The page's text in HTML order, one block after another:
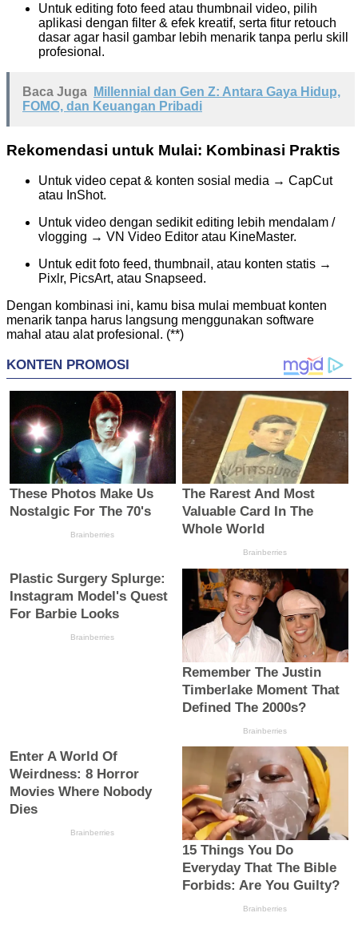
Untuk editing foto feed atau thumbnail video, pilih
aplikasi dengan filter & efek kreatif, serta fitur retouch
dasar agar hasil gambar lebih menarik tanpa perlu skill
profesional.
Baca Juga
Millennial dan Gen Z: Antara Gaya Hidup,
FOMO, dan Keuangan Pribadi
Rekomendasi untuk Mulai: Kombinasi Praktis
Untuk video cepat & konten sosial media → CapCut
atau InShot.
Untuk video dengan sedikit editing lebih mendalam /
vlogging → VN Video Editor atau KineMaster.
Untuk edit foto feed, thumbnail, atau konten statis →
Pixlr, PicsArt, atau Snapseed.
Dengan kombinasi ini, kamu bisa mulai membuat konten
menarik tanpa harus langsung menggunakan software
mahal atau alat profesional. (**)